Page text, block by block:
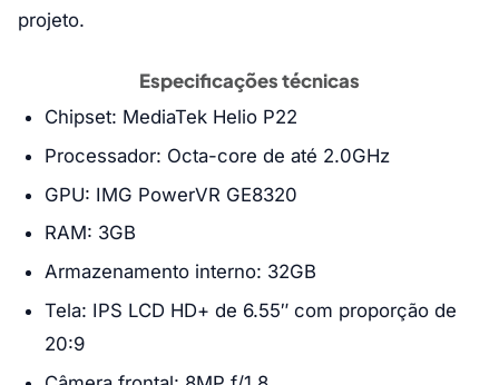
projeto.
Especificações técnicas
Chipset: MediaTek Helio P22
Processador: Octa-core de até 2.0GHz
GPU: IMG PowerVR GE8320
RAM: 3GB
Armazenamento interno: 32GB
Tela: IPS LCD HD+ de 6.55″ com proporção de
20:9